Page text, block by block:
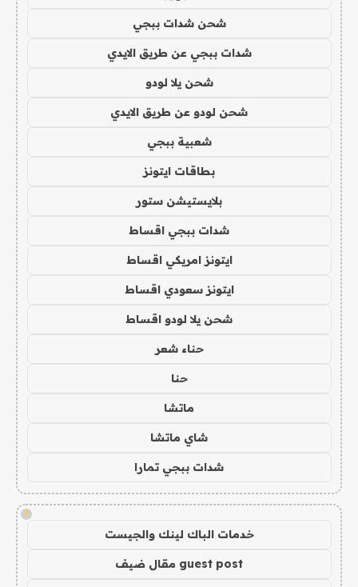
شحن شدات ببجي
شدات ببجي عن طريق الايدي
شحن يلا لودو
شحن لودو عن طريق الايدي
شعبية ببجي
بطاقات ايتونز
بلايستيشن ستور
شدات ببجي اقساط
ايتونز امريكي اقساط
ايتونز سعودي اقساط
شحن يلا لودو اقساط
حناء شعر
حنا
ماتشا
شاي ماتشا
شدات ببجي تمارا
!
خدمات الباك لينك والجيست
guest post مقال ضيف